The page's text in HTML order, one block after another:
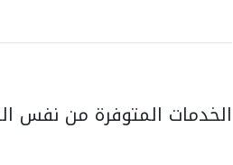
الخدمات المتوفرة من نفس